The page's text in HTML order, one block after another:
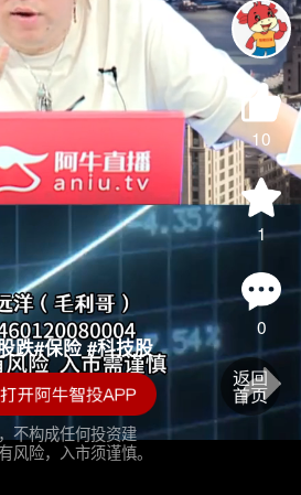
10
1
0
跌#保险 #科技股
不构成任何投资建
风险，入市须谨慎。